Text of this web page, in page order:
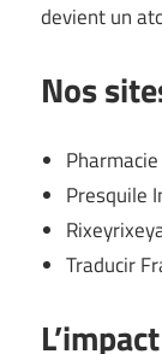
devient un
Nos
Presquile
Traducir